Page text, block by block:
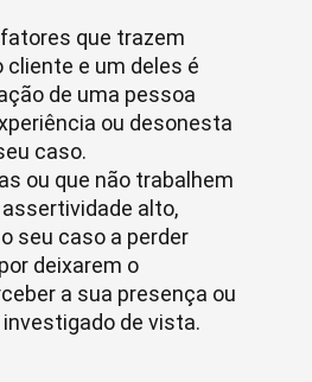
que trazem
e um deles é
de uma pessoa
ou desonesta
caso.
ou que não trabalhem
alto,
seu caso a perder
deixarem o
a sua presença ou
de vista.